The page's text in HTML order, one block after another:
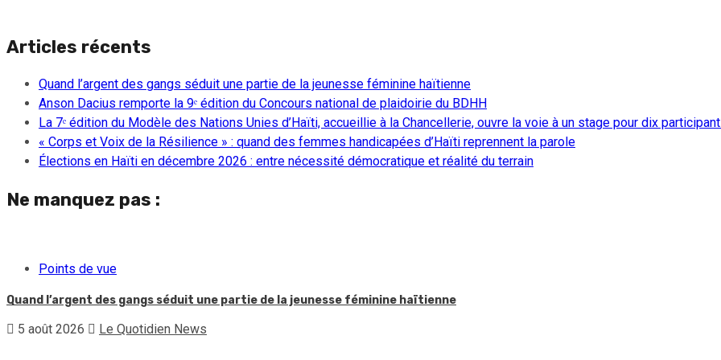
Articles récents
Quand l’argent des gangs séduit une partie de la jeunesse féminine haïtienne
Anson Dacius remporte la 9ᵉ édition du Concours national de plaidoirie du BDHH
La 7ᵉ édition du Modèle des Nations Unies d’Haïti, accueillie à la Chancellerie, ouvre la voie à un stage pour dix
« Corps et Voix de la Résilience » : quand des femmes handicapées d’Haïti reprennent la parole
Élections en Haïti en décembre 2026 : entre nécessité démocratique et réalité du terrain
Ne manquez pas :
Points de vue
Quand l’argent des gangs séduit une partie de la jeunesse féminine haïtienne
5 août 2026 Le Quotidien News